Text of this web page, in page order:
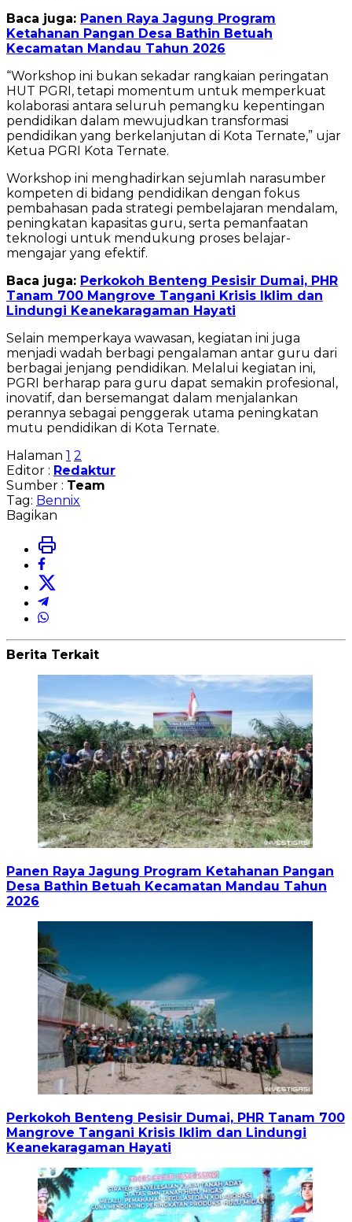
Baca juga: Panen Raya Jagung Program
Ketahanan Pangan Desa Bathin Betuah
Kecamatan Mandau Tahun 2026
“Workshop ini bukan sekadar rangkaian peringatan
HUT PGRI, tetapi momentum untuk memperkuat
kolaborasi antara seluruh pemangku kepentingan
pendidikan dalam mewujudkan transformasi
pendidikan yang berkelanjutan di Kota Ternate,” ujar
Ketua PGRI Kota Ternate.
Workshop ini menghadirkan sejumlah narasumber
kompeten di bidang pendidikan dengan fokus
pembahasan pada strategi pembelajaran mendalam,
peningkatan kapasitas guru, serta pemanfaatan
teknologi untuk mendukung proses belajar-
mengajar yang efektif.
Baca juga: Perkokoh Benteng Pesisir Dumai, PHR
Tanam 700 Mangrove Tangani Krisis Iklim dan
Lindungi Keanekaragaman Hayati
Selain memperkaya wawasan, kegiatan ini juga
menjadi wadah berbagi pengalaman antar guru dari
berbagai jenjang pendidikan. Melalui kegiatan ini,
PGRI berharap para guru dapat semakin profesional,
inovatif, dan bersemangat dalam menjalankan
perannya sebagai penggerak utama peningkatan
mutu pendidikan di Kota Ternate.
Halaman 1 2
Editor : Redaktur
Sumber : Team
Tag: Bennix
Bagikan
Berita Terkait
Panen Raya Jagung Program Ketahanan Pangan
Desa Bathin Betuah Kecamatan Mandau Tahun
2026
Perkokoh Benteng Pesisir Dumai, PHR Tanam 700
Mangrove Tangani Krisis Iklim dan Lindungi
Keanekaragaman Hayati